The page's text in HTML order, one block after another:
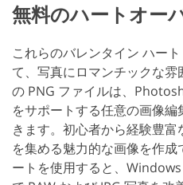
無料のハートオー
これらのバレンタイン ハー
て、写真にロマンチックな
の PNG ファイルは、
をサポートする任意の画像
きます。初心者から経験豊
を集める魅力的な画像を作成
ートを使用すると、